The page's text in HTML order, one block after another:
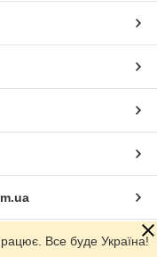
Все буде Україна!